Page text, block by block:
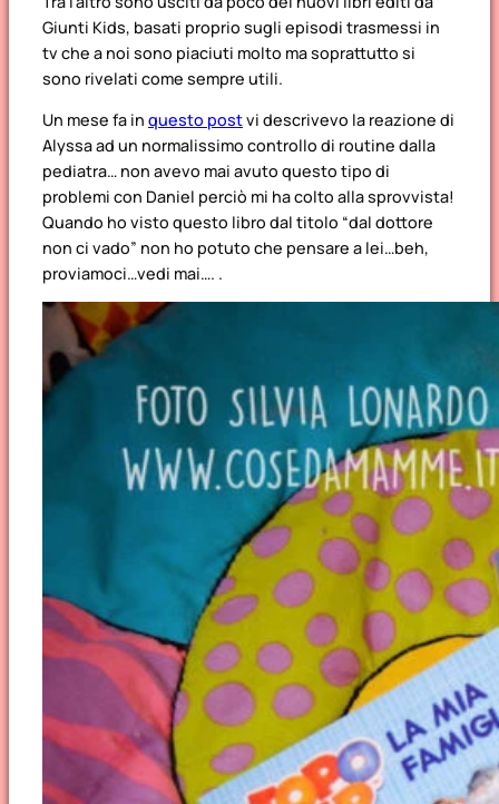
Giunti Kids, basati proprio sugli episodi trasmessi in
tv che a noi sono piaciuti molto ma soprattutto si
sono rivelati come sempre utili.
Un mese fa in questo postvi descrivevo la reazione di
Alyssa ad un normalissimo controllo di routine dalla
pediatra… non avevo mai avuto questo tipo di
problemi con Daniel perciò mi ha colto alla sprovvista!
Quando ho visto questo libro dal titolo “dal dottore
non ci vado” non ho potuto che pensare a lei…beh,
proviamoci…vedi mai…. .